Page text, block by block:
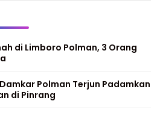
di Limboro Polman, 3 Orang
Polman Terjun Padamkan
di Pinrang